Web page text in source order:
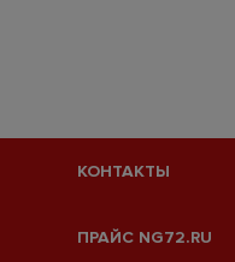
КОНТАКТЫ
ПРАЙС NG72.RU